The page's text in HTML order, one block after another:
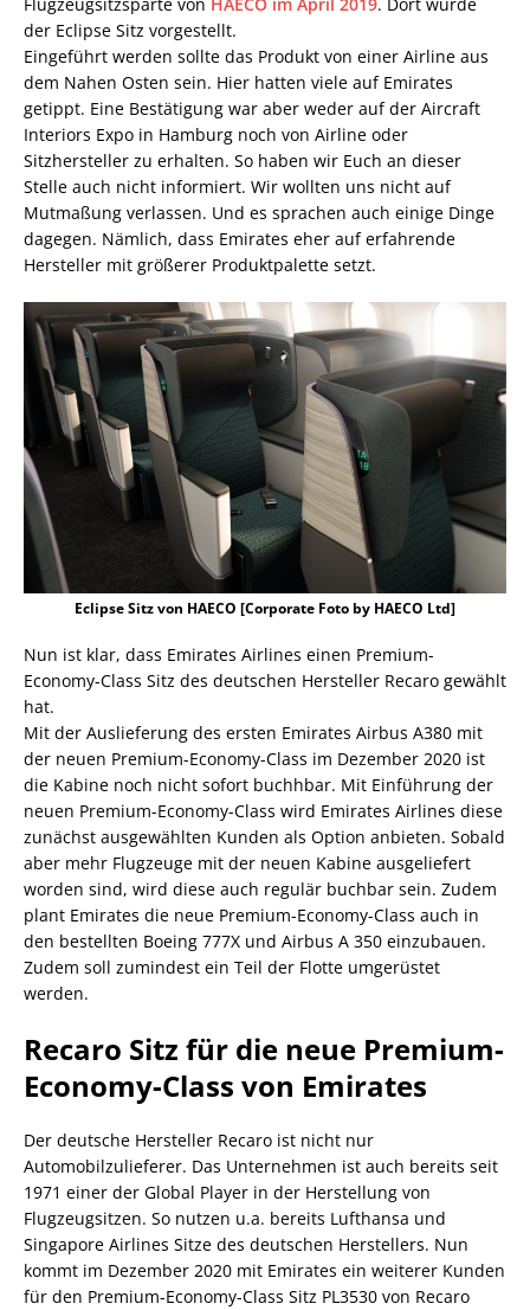
der Eclipse Sitz vorgestellt.
Eingeführt werden sollte das Produkt von einer Airline aus
dem Nahen Osten sein. Hier hatten viele auf Emirates
getippt. Eine Bestätigung war aber weder auf der Aircraft
Interiors Expo in Hamburg noch von Airline oder
Sitzhersteller zu erhalten. So haben wir Euch an dieser
Stelle auch nicht informiert. Wir wollten uns nicht auf
Mutmaßung verlassen. Und es sprachen auch einige Dinge
dagegen. Nämlich, dass Emirates eher auf erfahrende
Hersteller mit größerer Produktpalette setzt.
Eclipse Sitz von HAECO [Corporate Foto by HAECO Ltd]
Nun ist klar, dass Emirates Airlines einen Premium-
Economy-Class Sitz des deutschen Hersteller Recaro gewählt
hat.
Mit der Auslieferung des ersten Emirates Airbus A380 mit
der neuen Premium-Economy-Class im Dezember 2020 ist
die Kabine noch nicht sofort buchhbar. Mit Einführung der
neuen Premium-Economy-Class wird Emirates Airlines diese
zunächst ausgewählten Kunden als Option anbieten. Sobald
aber mehr Flugzeuge mit der neuen Kabine ausgeliefert
worden sind, wird diese auch regulär buchbar sein. Zudem
plant Emirates die neue Premium-Economy-Class auch in
den bestellten Boeing 777X und Airbus A 350 einzubauen.
Zudem soll zumindest ein Teil der Flotte umgerüstet
werden.
Recaro Sitz für die neue Premium-
Economy-Class von Emirates
Der deutsche Hersteller Recaro ist nicht nur
Automobilzulieferer. Das Unternehmen ist auch bereits seit
1971 einer der Global Player in der Herstellung von
Flugzeugsitzen. So nutzen u.a. bereits Lufthansa und
Singapore Airlines Sitze des deutschen Herstellers. Nun
kommt im Dezember 2020 mit Emirates ein weiterer Kunden
für den Premium-Economy-Class Sitz PL3530 von Recaro